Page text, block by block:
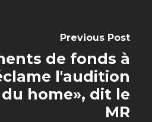
Previous Post
de fonds à
l'audition
home», dit le
MR